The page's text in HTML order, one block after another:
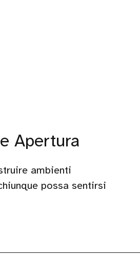
Apertura
ambienti
possa sentirsi